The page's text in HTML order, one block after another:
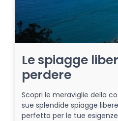
Le spiagge
perdere
Scopri le meraviglie della
sue splendide spiagge
perfetta per le tue